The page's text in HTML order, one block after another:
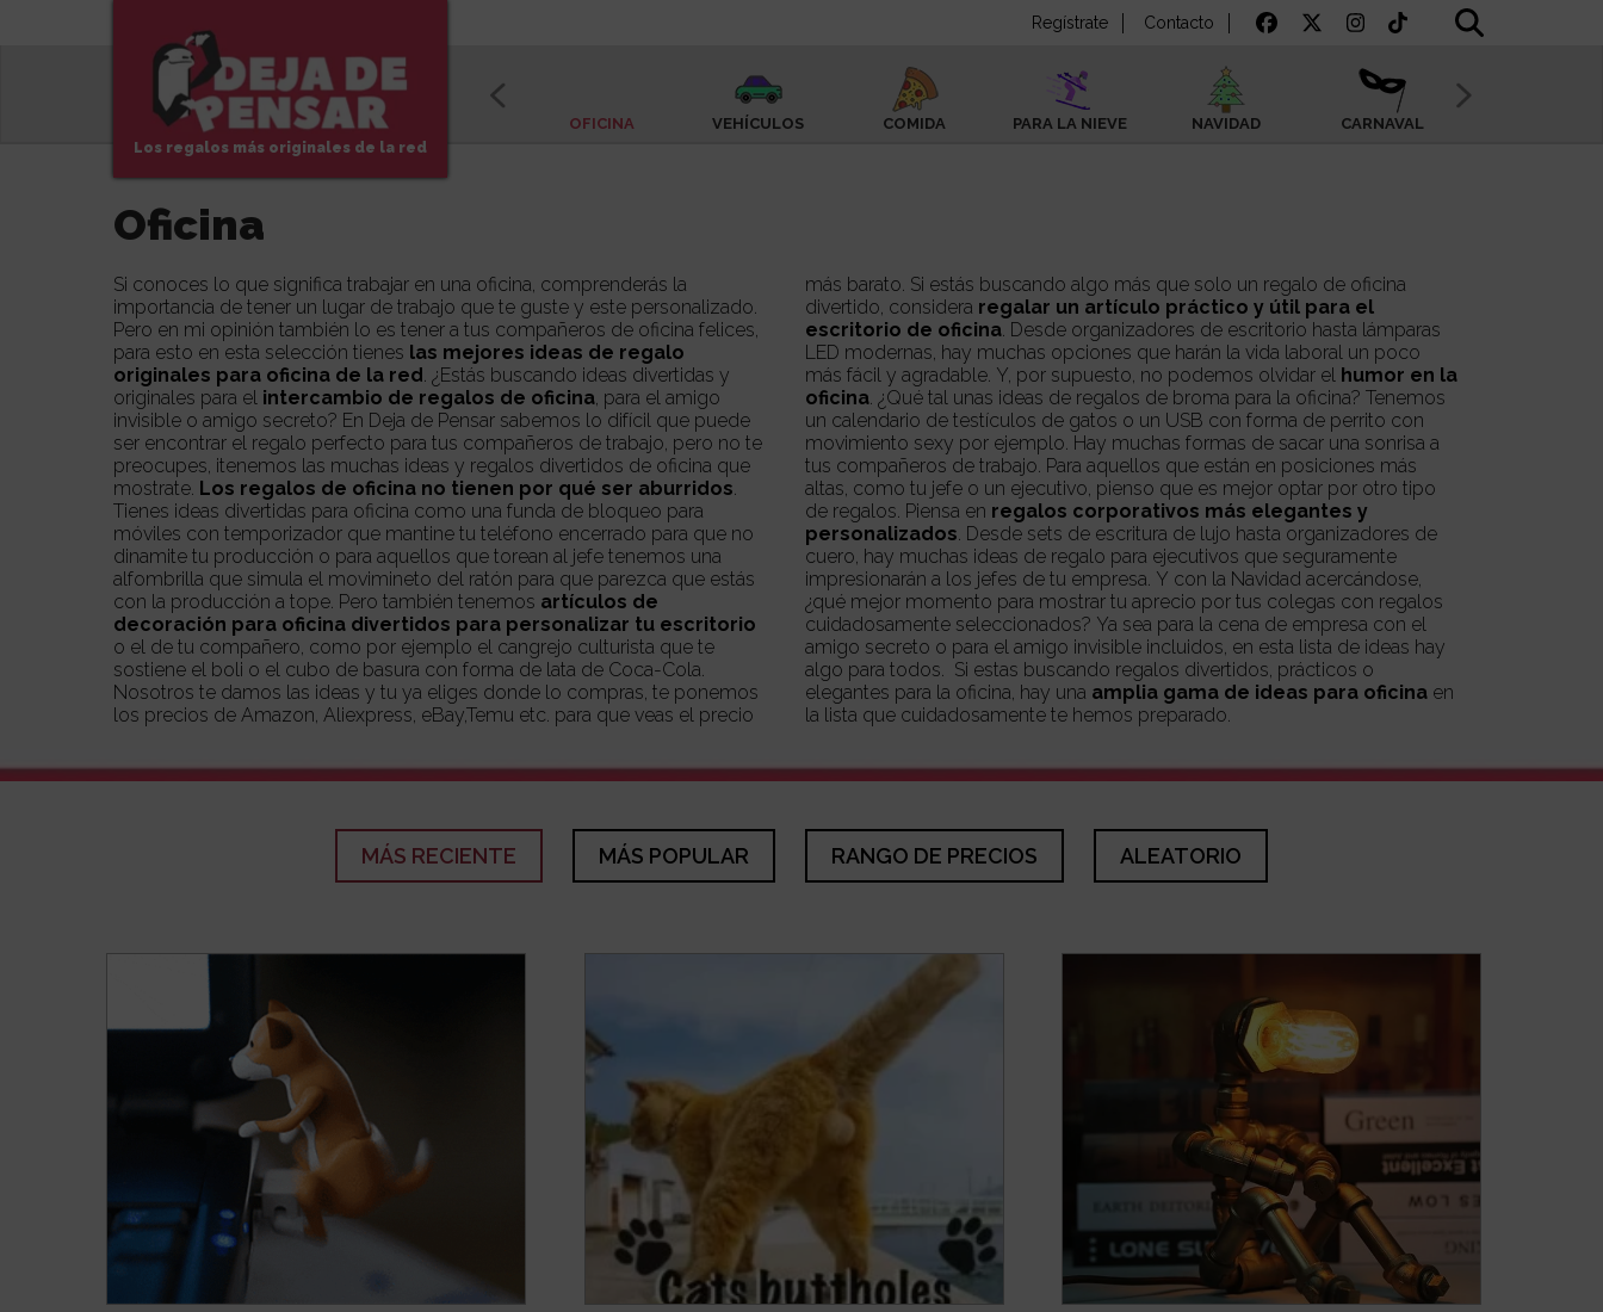
Los regalos más originales de la red
Regístrate Contacto
SALUD PARA VAGOS OFICINA VEHÍCULOS COMIDA PARA LA NIEVE NAVIDAD CARNAVAL
Oficina
Si conoces lo que significa trabajar en una oficina, comprenderás la
importancia de tener un lugar de trabajo que te guste y este personalizado.
Pero en mi opinión también lo es tener a tus compañeros de oficina felices,
para esto en esta selección tienes las mejores ideas de regalo
originales para oficina de la red. ¿Estás buscando ideas divertidas y
originales para el intercambio de regalos de oficina, para el amigo
invisible o amigo secreto? En Deja de Pensar sabemos lo difícil que puede
ser encontrar el regalo perfecto para tus compañeros de trabajo, pero no te
preocupes, ¡tenemos las muchas ideas y regalos divertidos de oficina que
mostrate. Los regalos de oficina no tienen por qué ser aburridos.
Tienes ideas divertidas para oficina como una funda de bloqueo para
móviles con temporizador que mantine tu teléfono encerrado para que no
dinamite tu producción o para aquellos que torean al jefe tenemos una
alfombrilla que simula el movimineto del ratón para que parezca que estás
con la producción a tope. Pero también tenemos artículos de
decoración para oficina divertidos para personalizar tu escritorio
o el de tu compañero, como por ejemplo el cangrejo culturista que te
sostiene el boli o el cubo de basura con forma de lata de Coca-Cola.
Nosotros te damos las ideas y tu ya eliges donde lo compras, te ponemos
los precios de Amazon, Aliexpress, eBay,Temu etc. para que veas el precio
más barato. Si estás buscando algo más que solo un regalo de oficina
divertido, considera regalar un artículo práctico y útil para el
escritorio de oficina. Desde organizadores de escritorio hasta lámparas
LED modernas, hay muchas opciones que harán la vida laboral un poco
más fácil y agradable. Y, por supuesto, no podemos olvidar el humor en la
oficina. ¿Qué tal unas ideas de regalos de broma para la oficina? Tenemos
un calendario de testículos de gatos o un USB con forma de perrito con
movimiento sexy por ejemplo. Hay muchas formas de sacar una sonrisa a
tus compañeros de trabajo. Para aquellos que están en posiciones más
altas, como tu jefe o un ejecutivo, pienso que es mejor optar por otro tipo
de regalos. Piensa en regalos corporativos más elegantes y
personalizados. Desde sets de escritura de lujo hasta organizadores de
cuero, hay muchas ideas de regalo para ejecutivos que seguramente
impresionarán a los jefes de tu empresa. Y con la Navidad acercándose,
¿qué mejor momento para mostrar tu aprecio por tus colegas con regalos
cuidadosamente seleccionados? Ya sea para la cena de empresa con el
amigo secreto o para elamigo invisible incluidos, en esta lista de ideas hay
algo para todos. Si estas buscando regalos divertidos, prácticos o
elegantes para la oficina, hay una amplia gama de ideas para oficina en
la lista que cuidadosamente te hemos preparado.
MÁS RECIENTE MÁS POPULAR RANGO DE PRECIOS ALEATORIO